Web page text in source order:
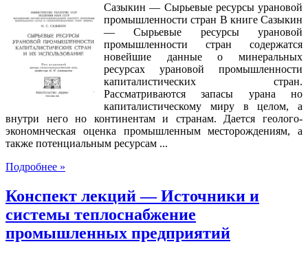
Сазыкин — Сырьевые ресурсы урановой
промышленности стран В книге Сазыкин
— Сырьевые ресурсы урановой
промышленности стран содержатся
новейшие данные о минеральных
ресурсах урановой промышленности
капиталистических стран.
Рассматриваются запасы урана но
капиталистическому миру в целом, а
внутри него но континентам и странам. Дается геолого-
экономнческая оценка промышленным месторождениям, а
также потенциальным ресурсам ...
Подробнее »
Конспект лекций — Источники и
системы теплоснабжение
промышленных предприятий